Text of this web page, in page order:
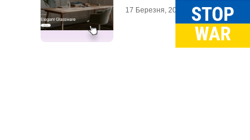
17 Березня, 2026